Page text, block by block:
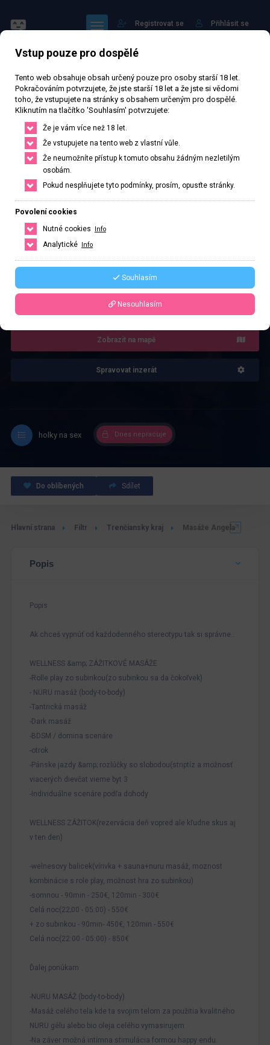
Přihlásit se
Registrovat se
Masáže Angela
57 760 zhlédnutí
let Velikost B
Prievidza, Trenčiansky kraj, Slovenská republika
Řekněte že voláte z webu www.privatzone.com
4.0 Recenze: 1
Zobrazit na mapě
Spravovat inzerát
holky na sex Dnes nepracuje
Do oblíbených Sdílet
Hlavní strana Filtr Trenčiansky kraj Masáže Angela
Popis
Popis
Ak chceš vypnúť od každodenného stereotypu tak si správne..
WELLNESS &amp; ZÁŽITKOVÉ MASÁŽE
-Rolle play zo subinkou(zo subinkou sa da čokoľvek)
- NURU masáž (body-to-body)
-Tantrická masáž
-Dark masáž
-BDSM / domina scenáre
-otrok
-Pánske jazdy &amp; rozlúčky so slobodou(striptíz a možnosť
viacerých dievčat vieme byt 3
-Individuálne scenáre podľa dohody
WELLNESS ZÁŽITOK(rezervácia deň vopred ale kľudne skus aj
v ten den)
-welnesovy balicek(vírivka + sauna+nuru masáž, moznost
kombinácie s role play, možnost hra zo subinkou)
-somnou - 90min - 250€, 120min - 300€
Celá noc(22;00 - 05:00) - 550€
+ zo subinkou - 90min- 450€, 120min - 550€
Celá noc(22:00 - 05:00) - 850€
Ďalej ponúkam
-NURU MASÁŽ (body-to-body)
-Masáž celého tela kde ta svojim telom za použitia kvalitného
NURU gélu alebo bio oleja celého vymasirujem
-Na záver možná intímna stimulácia formou happy endu.
Vstup pouze pro dospělé
Tento web obsahuje obsah určený pouze pro osoby starší 18 let.
Pokračováním potvrzujete, že jste starší 18 let a že jste si vědomi
toho, že vstupujete na stránky s obsahem určeným pro dospělé.
Kliknutím na tlačítko 'Souhlasím' potvrzujete:
Že je vám více než 18 let.
Že vstupujete na tento web z vlastní vůle.
Že neumožníte přístup k tomuto obsahu žádným nezletilým
osobám.
Pokud nesplňujete tyto podmínky, prosím, opusťte stránky.
Povolení cookies
Nutné cookies
Info
Analytické Info
Souhlasím
Nesouhlasím